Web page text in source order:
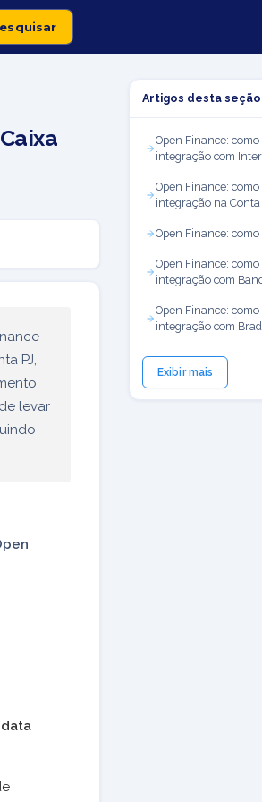
PJ,
levar
data
Artigos desta seção
Open Finance:
integração com Inter
Open Finance:
integração na
Open Finance:
Open Finance:
integração com
Open Finance:
integração com
Exibir mais